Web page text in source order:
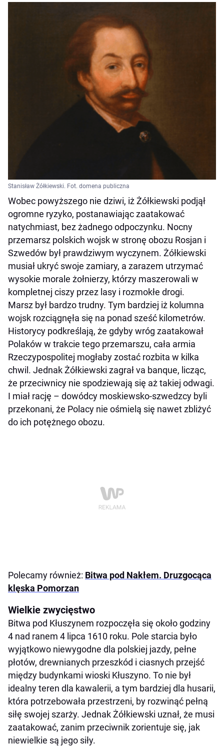
Stanisław Żółkiewski. Fot. domena publiczna
Wobec powyższego nie dziwi, iż Żółkiewski podjął
ogromne ryzyko, postanawiając zaatakować
natychmiast, bez żadnego odpoczynku. Nocny
przemarsz polskich wojsk w stronę obozu Rosjan i
Szwedów był prawdziwym wyczynem. Żółkiewski
musiał ukryć swoje zamiary, a zarazem utrzymać
wysokie morale żołnierzy, którzy maszerowali w
kompletnej ciszy przez lasy i rozmokłe drogi.
Marsz był bardzo trudny. Tym bardziej iż kolumna
wojsk rozciągnęła się na ponad sześć kilometrów.
Historycy podkreślają, że gdyby wróg zaatakował
Polaków w trakcie tego przemarszu, cała armia
Rzeczypospolitej mogłaby zostać rozbita w kilka
chwil. Jednak Żółkiewski zagrał va banque, licząc,
że przeciwnicy nie spodziewają się aż takiej odwagi.
I miał rację – dowódcy moskiewsko-szwedzcy byli
przekonani, że Polacy nie ośmielą się nawet zbliżyć
do ich potężnego obozu.
Polecamy również: Bitwa pod Nakłem. Druzgocąca
klęska Pomorzan
Wielkie zwycięstwo
Bitwa pod Kłuszynem rozpoczęła się około godziny
4 nad ranem 4 lipca 1610 roku. Pole starcia było
wyjątkowo niewygodne dla polskiej jazdy, pełne
płotów, drewnianych przeszkód i ciasnych przejść
między budynkami wioski Kłuszyno. To nie był
idealny teren dla kawalerii, a tym bardziej dla husarii,
która potrzebowała przestrzeni, by rozwinąć pełną
siłę swojej szarży. Jednak Żółkiewski uznał, że musi
zaatakować, zanim przeciwnik zorientuje się, jak
niewielkie są jego siły.